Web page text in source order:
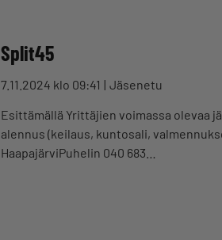
Split45
7.11.2024 klo 09:41
Jäsenetu
Esittämällä Yrittäjien voimassa olevaa
alennus (keilaus, kuntosali,
HaapajärviPuhelin 040 683…